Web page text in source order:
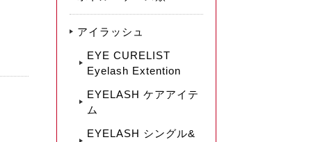
アイラッシュ
EYE CURELIST
Eyelash Extention
EYELASH ケアアイテ
ム
EYELASH シングル&